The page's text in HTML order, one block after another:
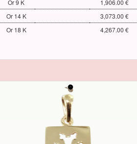
Or 9 K
1,906.00 €
Or 14 K
3,073.00 €
Or 18 K
4,267.00 €